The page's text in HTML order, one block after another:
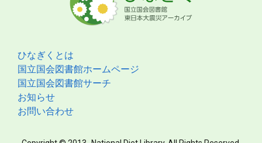
ひなぎくとは
国立国会図書館ホームページ
国立国会図書館サーチ
お知らせ
お問い合わせ